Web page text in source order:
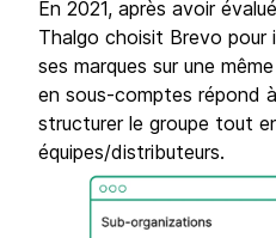
En 2021, après avoir
Thalgo choisit Brevo pour
ses marques sur une
en sous-comptes répond
structurer le groupe tout
équipes/distributeurs.